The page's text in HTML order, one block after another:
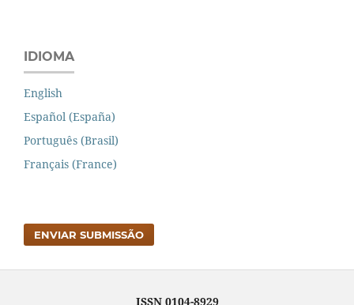
IDIOMA
English
Español (España)
Português (Brasil)
Français (France)
ENVIAR SUBMISSÃO
ISSN 0104-8929